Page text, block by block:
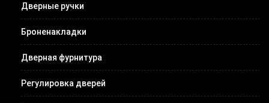
Дверные ручки
Броненакладки
Дверная фурнитура
Регулировка дверей